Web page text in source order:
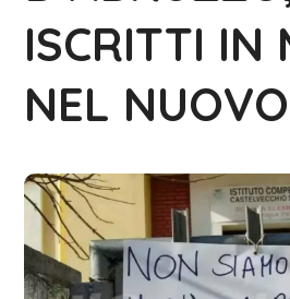
ISCRITTI IN
NEL